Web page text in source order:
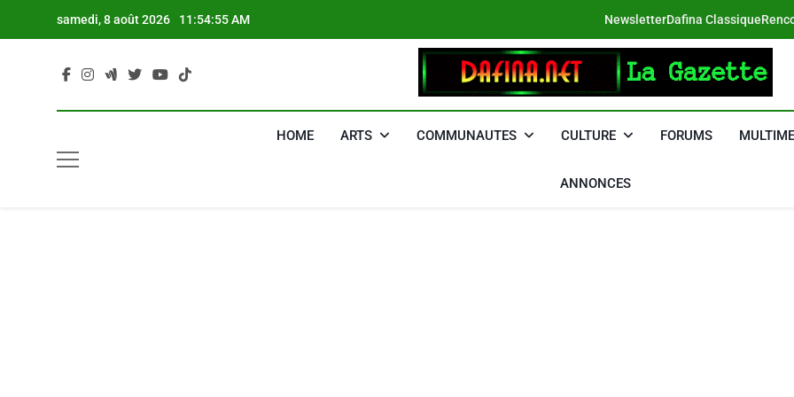
samedi, 8 août 2026 11:54:56 AM NewsletterDafina Classique
DAFINA
HOME ARTS COMMUNAUTES CULTURE FORUMS
ANNONCES